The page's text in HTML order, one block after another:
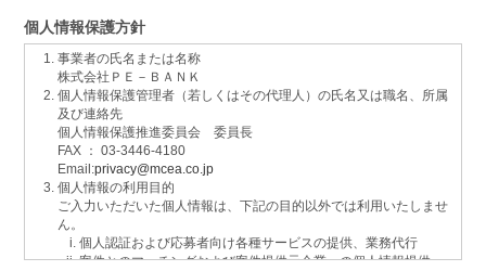
個人情報保護方針
事業者の氏名または名称
株式会社ＰＥ－ＢＡＮＫ
個人情報保護管理者（若しくはその代理人）の氏名又は職名、所属
及び連絡先
個人情報保護推進委員会 委員長
FAX ： 03-3446-4180
Email:privacy@mcea.co.jp
個人情報の利用目的
ご入力いただいた個人情報は、下記の目的以外では利用いたしませ
ん。
個人認証および応募者向け各種サービスの提供、業務代行
案件とのマッチングおよび案件提供元企業への個人情報提供